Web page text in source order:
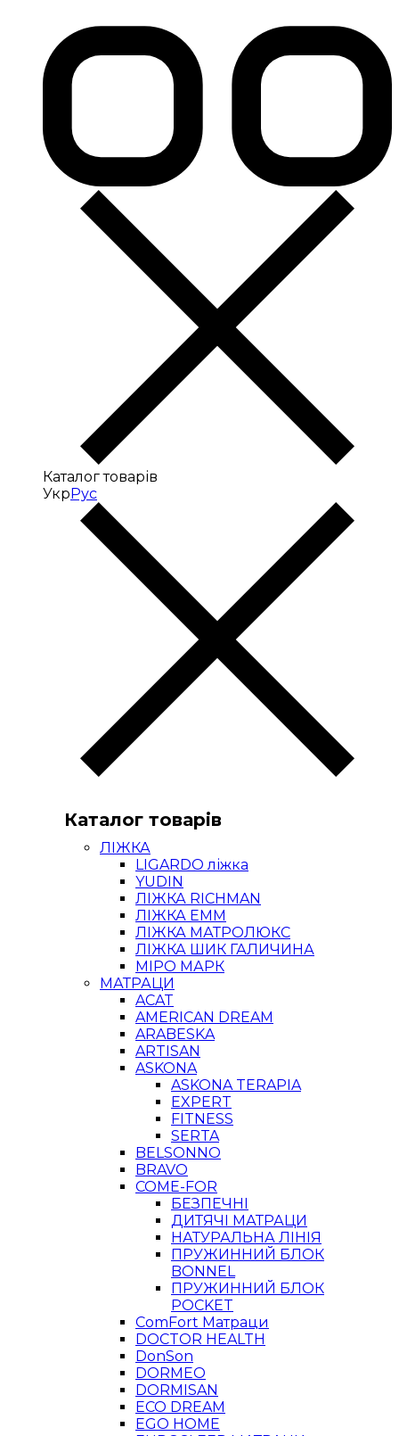
Каталог товарів
УкрРус
Каталог товарів
ЛІЖКА
LIGARDO ліжка
YUDIN
ЛІЖКА RICHMAN
ЛІЖКА ЕММ
ЛІЖКА МАТРОЛЮКС
ЛІЖКА ШИК ГАЛИЧИНА
МІРО МАРК
МАТРАЦИ
ACAT
AMERICAN DREAM
ARABESKA
ARTISAN
ASKONA
ASKONA TERAPIA
EXPERT
FITNESS
SERTA
BELSONNO
BRAVO
COME-FOR
БЕЗПЕЧНІ
ДИТЯЧІ МАТРАЦИ
НАТУРАЛЬНА ЛІНІЯ
ПРУЖИННИЙ БЛОК
BONNEL
ПРУЖИННИЙ БЛОК
POCKET
ComFort Матраци
DOCTOR HEALTH
DonSon
DORMEO
DORMISAN
ECO DREAM
EGO HOME